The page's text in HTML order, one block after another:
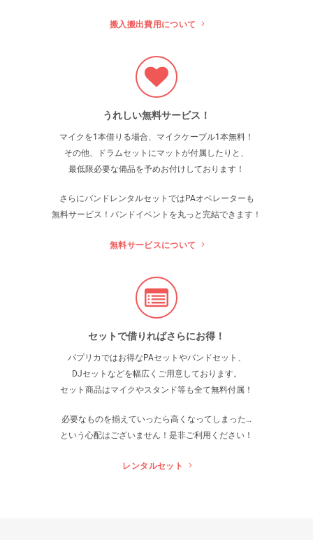
搬入搬出費用について
うれしい無料サービス！
マイクを1本借りる場合、マイクケーブル1本無料！
その他、ドラムセットにマットが付属したりと、
最低限必要な備品を予めお付けしております！
さらにバンドレンタルセットでは PAオペレーターも
無料サービス！バンドイベントを丸っと完結できます！
無料サービスについて
セットで借りればさらにお得！
パプリカではお得なPAセットやバンドセット、
DJセットなどを幅広くご用意しております。
セット商品はマイクやスタンド等も全て無料付属！
必要なものを揃えていったら高くなってしまった…
という心配はございません！是非ご利用ください！
レンタルセット